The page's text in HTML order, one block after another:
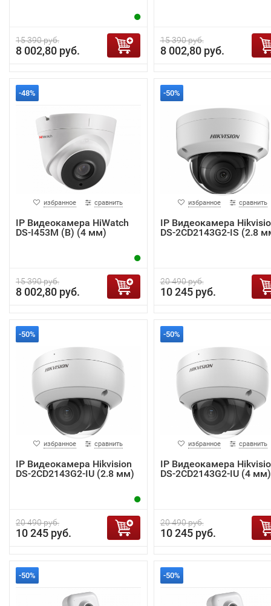
15 390 руб.
8 002,80 руб.
15 390 руб.
8 002,80 руб.
-48%
избранное сравнить
IP Видеокамера HiWatch
DS-I453M (B) (4 мм)
15 390 руб.
8 002,80 руб.
-50%
избранное сравнить
IP Видеокамера
DS-2CD2143G2-IS (2.8
20 490 руб.
10 245 руб.
-50%
избранное сравнить
IP Видеокамера Hikvision
DS-2CD2143G2-IU (2.8 мм)
20 490 руб.
10 245 руб.
-50%
избранное сравнить
IP Видеокамера
DS-2CD2143G2-IU (4 мм)
20 490 руб.
10 245 руб.
-50% -50%